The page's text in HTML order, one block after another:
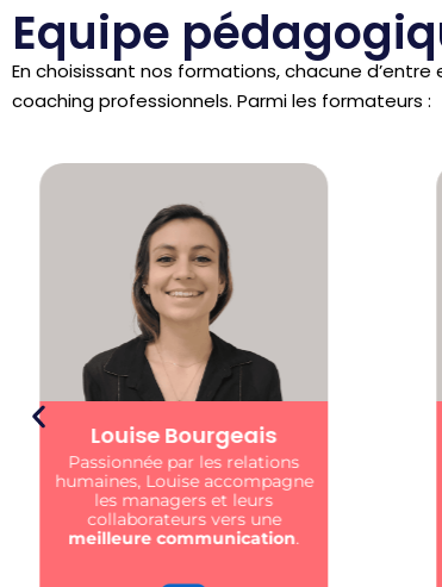
Equipe
En choisissant nos formations, chacune
coaching professionnels. Parmi les formateurs :
Emmanuel Rösler
Formateur & coachcertifié
PCM ®️. Je crée de la valeur
ajoutée pour votre entreprise
via des formations centrées sur
l’humain.